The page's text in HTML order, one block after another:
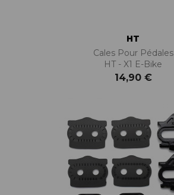
HT
Cales Pour Pédales
HT - X1 E-Bike
14,90 €